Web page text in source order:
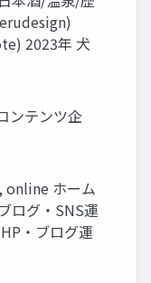
2023年 犬
ンテンツ企
online ホーム
ログ・SNS運
・ブログ運